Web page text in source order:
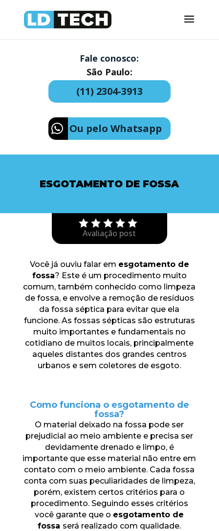
Fale conosco:
São Paulo:
(11) 2304-3913
Ou pelo Whatsapp
ESGOTAMENTO DE FOSSA
Avaliação post
Você já ouviu falar em esgotamento de
fossa? Este é um procedimento muito
comum, também conhecido como limpeza
de fossa, e envolve a remoção de resíduos
da fossa séptica para evitar que ela
funcione. As fossas sépticas são estruturas
muito importantes e fundamentais no
cotidiano de muitos locais, principalmente
aqueles distantes dos grandes centros
urbanos e sem coletores de esgoto.
Como funciona o esgotamento de
fossa?
O material deixado na fossa pode ser
prejudicial ao meio ambiente e precisa ser
devidamente drenado e limpo, é
importante que esse material não entre em
contato com o meio ambiente. Cada fossa
conta com suas peculiaridades de limpeza,
porém, existem certos critérios para o
procedimento. Seguindo esses critérios
você garante que o esgotamento de
fossa será realizado com qualidade.